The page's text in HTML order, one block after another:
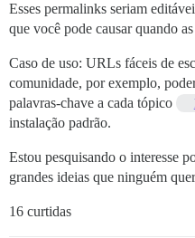
Esses permalinks seriam
que você pode causar quando
Caso de uso: URLs fáceis de
comunidade, por exemplo,
palavras-chave a cada tópico
instalação padrão.
Estou pesquisando o interesse
grandes ideias que ninguém
16 curtidas